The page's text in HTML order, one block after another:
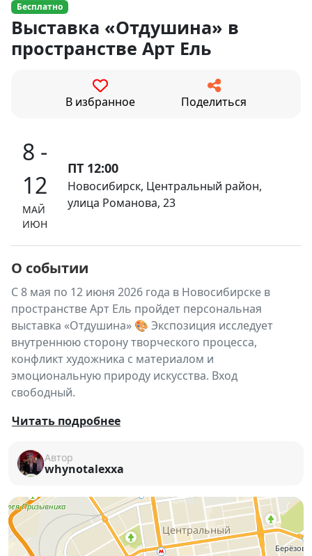
Бесплатно
Выставка «Отдушина» в
пространстве Арт Ель
В избранное Поделиться
8 -
12
МАЙ
ИЮН
ПТ 12:00
Новосибирск, Центральный район,
улица Романова, 23
О событии
С 8 мая по 12 июня 2026 года в Новосибирске в
пространстве Арт Ель пройдет персональная
выставка «Отдушина» 🎨 Экспозиция исследует
внутреннюю сторону творческого процесса,
конфликт художника с материалом и
эмоциональную природу искусства. Вход
свободный.
🎨«Отдушина»— персональная выставка,
создания искусства.
Проект исследует творческий процесс не как лёгкое
вдохновение, а как напряжённый внутренний
диалог художника с материалом, пространством и
самим собой.
Читать подробнее
Автор
whynotalexxa